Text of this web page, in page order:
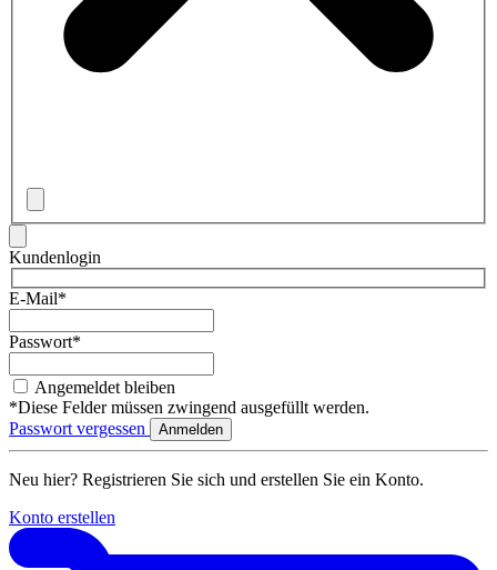
Kundenlogin
E-Mail*
Passwort*
Angemeldet bleiben
*Diese Felder müssen zwingend ausgefüllt werden.
Passwort vergessen
Neu hier? Registrieren Sie sich und erstellen Sie ein Konto.
Konto erstellen